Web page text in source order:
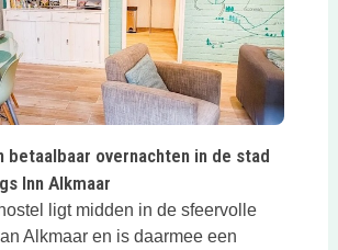
betaalbaar overnachten in de stad
Inn Alkmaar
ligt midden in de sfeervolle
Alkmaar en is daarmee een